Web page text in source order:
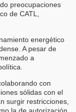
preocupaciones
de CATL,
energético
A pesar de
a
con
sólidas con el
surgir restricciones,